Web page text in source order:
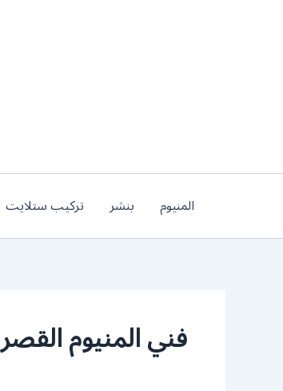
المنيوم بنشر تركيب ستلايت
فني المنيوم القصر